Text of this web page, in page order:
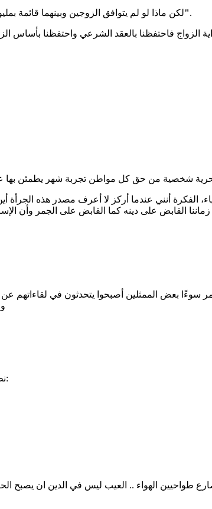
لكن ماذا لو لم يتوافق الزوجين وبينهما قائمةوسمعة تلاحق المرأة أنها "مطلقة".
الفكرة أنني عندما أركز لا أعرف مصدر هذه
القابض على دينه كما القابض على الجمر وأن
سوءًا بعض الممثلين أصبحوا يتحدثون في لقاءاتهم
نظرة واحدة للتاريخ وسترين أن حتى ما كان يعتبر موقف ديني يتغير .. مثال على ذلك: